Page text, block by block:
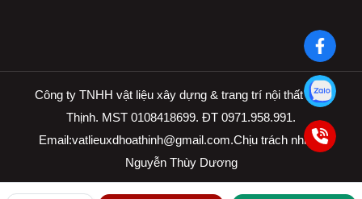
Công ty TNHH vật liệu xây dựng & trang trí nội thất Hòa
Thịnh. MST 0108418699. ĐT 0971.958.991.
Email:vatlieuxdhoathinh@gmail.com.Chịu trách nhiệm
Nguyễn Thùy Dương